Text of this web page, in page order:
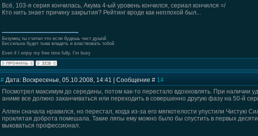
Всё, 103-я серия кончилась, Акума 4-ый уровень кончился, сериал кончился =/
Кто нить знает причину закрытия? Рейтинг вроде как неплохой был...
Безумец ты считал что если будешь чист душой
Бессильна будет тьма владеть и властвовать тобой
Even if I enjoy my free time fully, I'm busy
# Дата: Воскресенье, 05.10.2008, 14:41 | Сообщение # 14
Посмотрел максимум до середины, потом как-то перестало вдохновлять. При
аниме все должно заканчиваться или переходить в совершенно другую фазу на 50-й
Аллен сначала нравился, но перестал, когда из-за его мягкотелости упустили Чистую
проклятая доброта помешала. Такие ляпы ему можно было бы спустить в первых
выковаться профессионал.